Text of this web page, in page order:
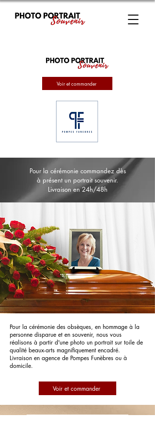
Voir et commander
Pour la cérémonie commandez dès
à présent un portrait souvenir.
Livraison en 24h/48h
Pour la cérémonie des obsèques, en hommage à la
personne disparue et en souvenir, nous vous
réalisons à partir d'une photo un portrait sur toile de
qualité beaux-arts magnifiquement encadré.
Livraison en agence de Pompes Funèbres ou à
domicile.
Voir et commander